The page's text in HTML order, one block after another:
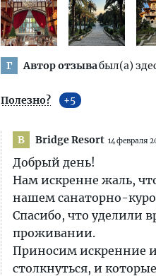
Г Автор отзывабыл(а)
Полезно? 5
B Bridge Resort 14 февраля
Добрый день!
Нам искренне жаль,
нашем санаторно-
Спасибо, что уделили
проживании.
Приносим искренние
столкнуться, и